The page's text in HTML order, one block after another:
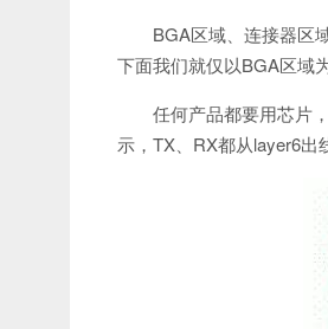
BGA区域、连接器区
下面我们就仅以BGA区域
任何产品都要用芯片
示，TX、RX都从layer6出